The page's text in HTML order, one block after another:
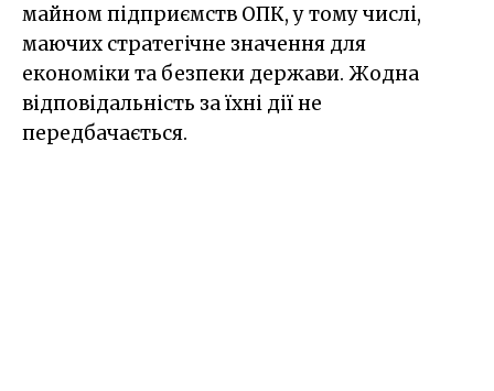
майном підприємств ОПК, у тому числі,
маючих стратегічне значення для
економіки та безпеки держави. Жодна
відповідальність за їхні дії не
передбачається.